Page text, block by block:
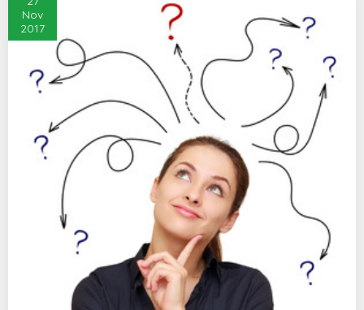
Nov
2017